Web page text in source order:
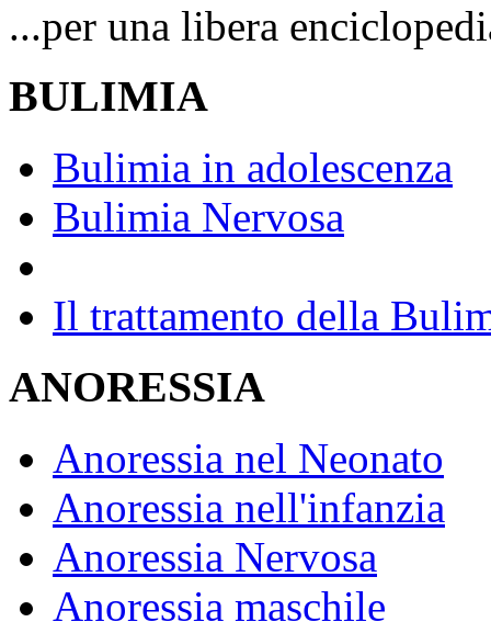
...per una libera
BULIMIA
Bulimia in adolescenza
Bulimia Nervosa
Il trattamento della
ANORESSIA
Anoressia nel Neonato
Anoressia nell'infanzia
Anoressia Nervosa
Anoressia maschile